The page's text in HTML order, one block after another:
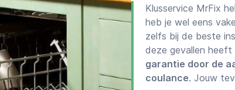
of een prijsindicatie
bel ons zonodig op 020-
voor verdere
Klusservice MrFix
heb je wel eens
zelfs bij de beste
deze gevallen
garantie door de
coulance. Jouw